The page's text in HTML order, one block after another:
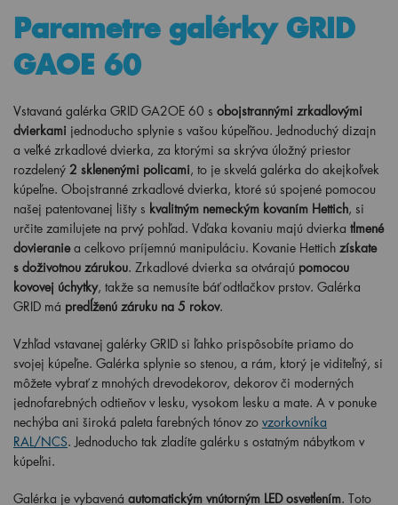
Parametre galérky GRID
GAOE 60
Vstavaná galérka GRID GA2OE 60 s obojstrannými zrkadlovými
dvierkami jednoducho splynie s vašou kúpeľňou. Jednoduchý dizajn
a veľké zrkadlové dvierka, za ktorými sa skrýva úložný priestor
rozdelený 2 sklenenými policami, to je skvelá galérka do akejkoľvek
kúpeľne. Obojstranné zrkadlové dvierka, ktoré sú spojené pomocou
našej patentovanej lišty s kvalitným nemeckým kovaním Hettich, si
určite zamilujete na prvý pohľad. Vďaka kovaniu majú dvierka tlmené
dovieraniea celkovo príjemnú manipuláciu. Kovanie Hettich získate
s doživotnou zárukou. Zrkadlové dvierka sa otvárajú pomocou
kovovej úchytky, takže sa nemusíte báť odtlačkov prstov. Galérka
GRID má predĺženú záruku na 5 rokov.
Vzhľad vstavanej galérky GRID si ľahko prispôsobíte priamo do
svojej kúpeľne. Galérka splynie so stenou, a rám, ktorý je viditeľný, si
môžete vybrať z mnohých drevodekorov, dekorov či moderných
jednofarebných odtieňov v lesku, vysokom lesku a mate. A v ponuke
nechýba ani široká paleta farebných tónov zo vzorkovníka
RAL/NCS. Jednoducho tak zladíte galérku s ostatným nábytkom v
kúpeľni.
Galérka je vybavená automatickým vnútorným LED osvetlením. Toto